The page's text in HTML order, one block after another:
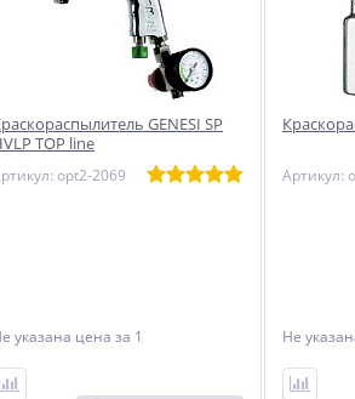
GENESI SP
TOP line
opt2-2069
указана цена за 1
Артикул:
Не